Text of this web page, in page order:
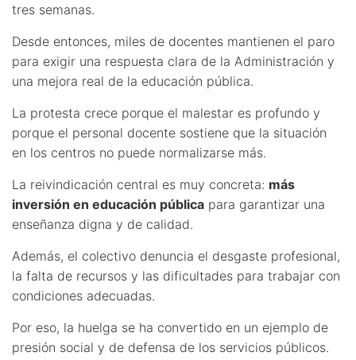
tres semanas.
Desde entonces, miles de docentes mantienen el paro
para exigir una respuesta clara de la Administración y
una mejora real de la educación pública.
La protesta crece porque el malestar es profundo y
porque el personal docente sostiene que la situación
en los centros no puede normalizarse más.
La reivindicación central es muy concreta: más
inversión en educación pública para garantizar una
enseñanza digna y de calidad.
Además, el colectivo denuncia el desgaste profesional,
la falta de recursos y las dificultades para trabajar con
condiciones adecuadas.
Por eso, la huelga se ha convertido en un ejemplo de
presión social y de defensa de los servicios públicos.